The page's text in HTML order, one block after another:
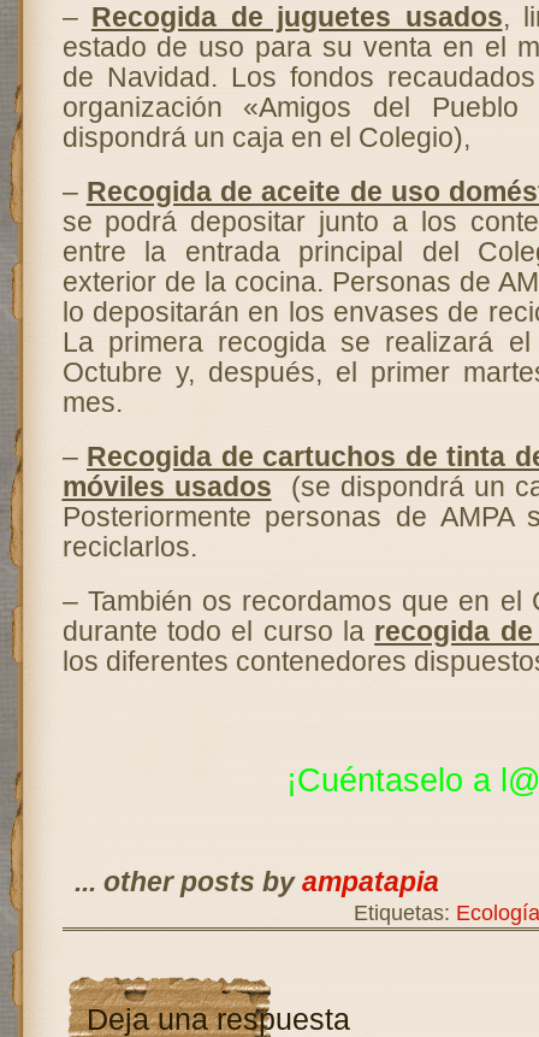
– Recogida de juguetes usados,
estado de uso para su venta en el
de Navidad. Los fondos
organización «Amigos del
dispondrá un caja en el Colegio),
– Recogida de aceite de uso
se podrá depositar junto a los
entre la entrada principal del
exterior de la cocina. Personas de
lo depositarán en los envases de
La primera recogida se realizará
Octubre y, después, el primer
mes.
– Recogida de cartuchos de tinta
móviles usados (se dispondrá un
Posteriormente personas de AMPA
reciclarlos.
– También os recordamos que en el
durante todo el curso la recogida
los diferentes contenedores
¡Cuéntaselo a
... other posts byampatapia
Etiquetas: Ecología
Deja una respuesta